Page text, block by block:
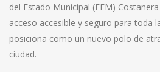
del Estado Municipal (EEM)
acceso accesible y seguro para toda
posiciona como un nuevo polo de
ciudad.